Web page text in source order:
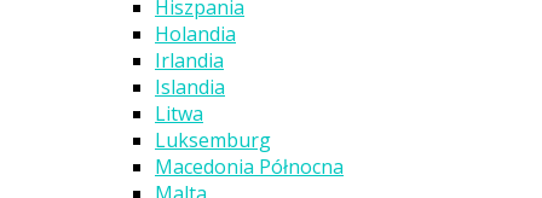
Hiszpania
Holandia
Irlandia
Islandia
Litwa
Luksemburg
Macedonia Północna